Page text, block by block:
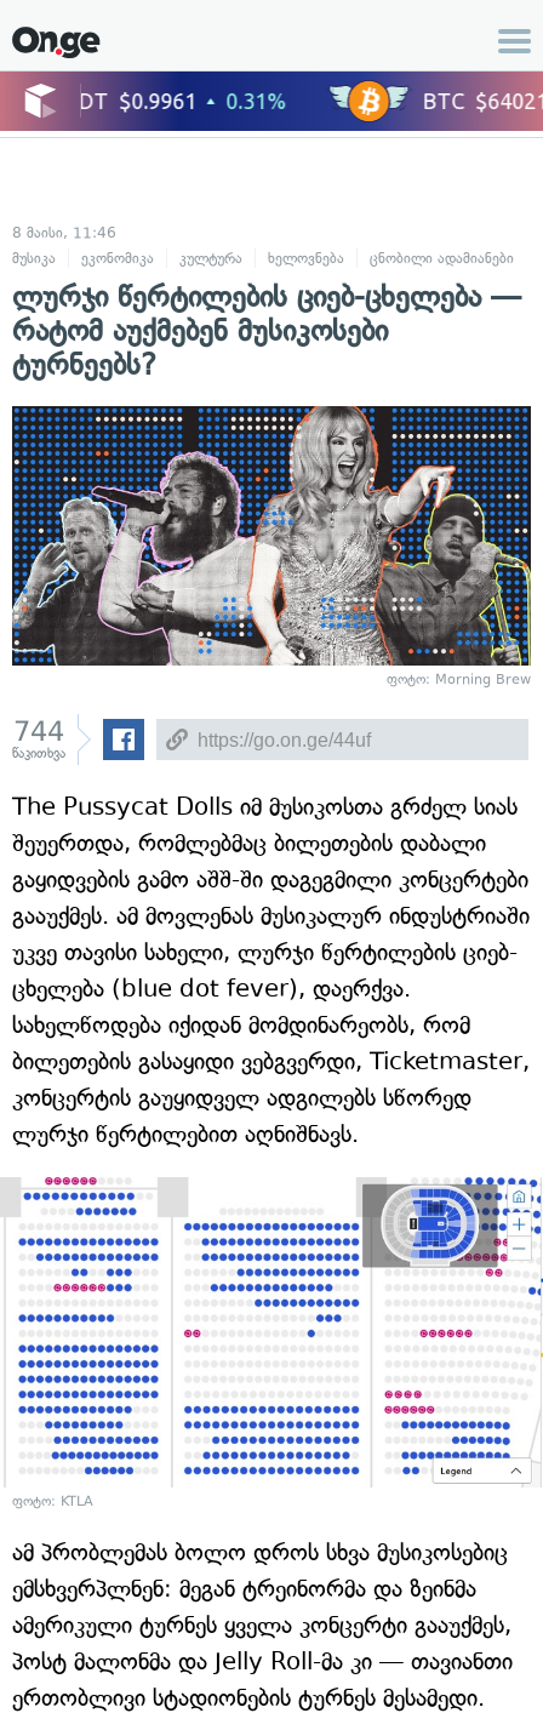
8 მაისი, 11:46
მუსიკა
ეკონომიკა კულტურა ხელოვნება ცნობილი ადამიანები
ლურჯი წერტილების ციებ-ცხელება —
რატომ აუქმებენ მუსიკოსები
ტურნეებს?
ფოტო: Morning Brew
744
წაკითხვა
The Pussycat Dolls იმ მუსიკოსთა გრძელ სიას
შეუერთდა, რომლებმაც ბილეთების დაბალი
გაყიდვების გამო აშშ-ში დაგეგმილი კონცერტები
გააუქმეს. ამ მოვლენას მუსიკალურ ინდუსტრიაში
უკვე თავისი სახელი, ლურჯი წერტილების ციებ-
ცხელება (blue dot fever), დაერქვა.
სახელწოდება იქიდან მომდინარეობს, რომ
ბილეთების გასაყიდი ვებგვერდი, Ticketmaster,
კონცერტის გაუყიდველ ადგილებს სწორედ
ლურჯი წერტილებით აღნიშნავს.
ფოტო: KTLA
ამ პრობლემას ბოლო დროს სხვა მუსიკოსებიც
ემსხვერპლნენ: მეგან ტრეინორმა და ზეინმა
ამერიკული ტურნეს ყველა კონცერტი გააუქმეს,
პოსტ მალონმა და Jelly Roll-მა კი — თავიანთი
ერთობლივი სტადიონების ტურნეს მესამედი.